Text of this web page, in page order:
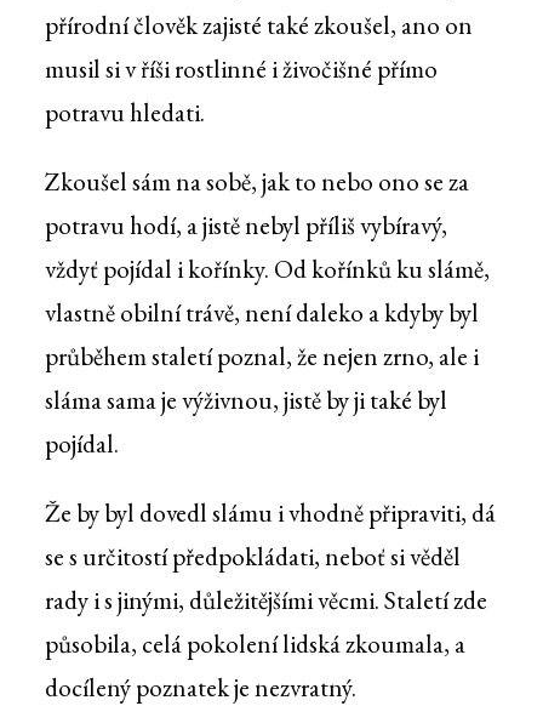
přírodní člověk zajisté také zkoušel, ano on
musil si v říši rostlinné i živočišné přímo
potravu hledati.
Zkoušel sám na sobě, jak to nebo ono se za
potravu hodí, a jistě nebyl příliš vybíravý,
vždyť pojídal i kořínky. Od kořínků ku slámě,
vlastně obilní trávě, není daleko a kdyby byl
průběhem staletí poznal, že nejen zrno, ale i
sláma sama je výživnou, jistě by ji také byl
pojídal.
Že by byl dovedl slámu i vhodně připraviti, dá
se s určitostí předpokládati, neboť si věděl
rady i s jinými, důležitějšími věcmi. Staletí zde
působila, celá pokolení lidská zkoumala, a
docílený poznatek je nezvratný.